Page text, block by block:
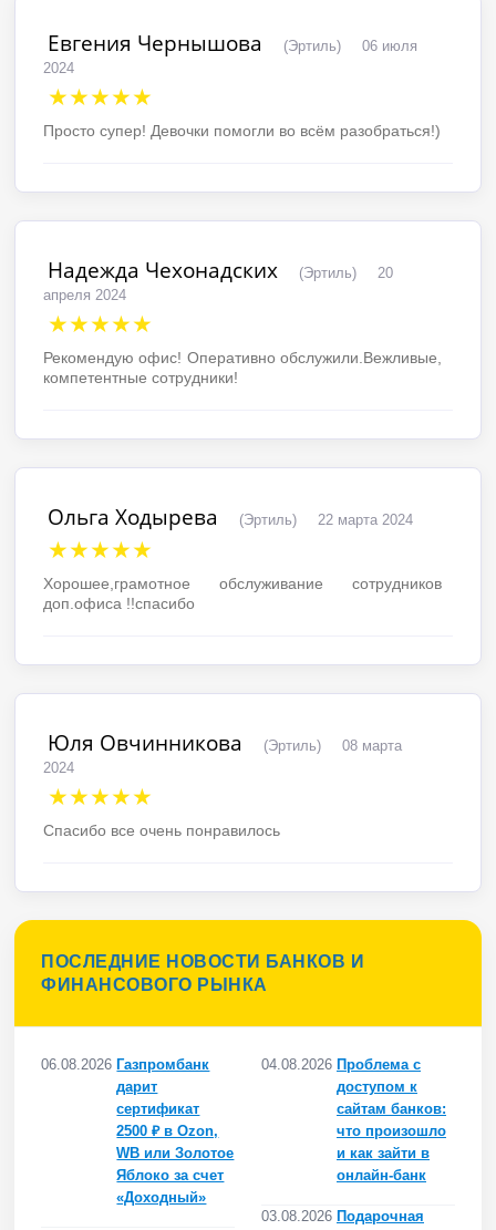
Евгения Чернышова (Эртиль)
06 июля
2024
★★★★★
Просто супер! Девочки помогли во всём разобраться!)
Надежда Чехонадских (Эртиль)
20
апреля 2024
★★★★★
Рекомендую офис! Оперативно обслужили.Вежливые,
компетентные сотрудники!
Ольга Ходырева (Эртиль) 22 марта 2024
★★★★★
Хорошее,грамотное обслуживание сотрудников
доп.офиса !!спасибо
Юля Овчинникова (Эртиль)
08 марта
2024
★★★★★
Спасибо все очень понравилось
ПОСЛЕДНИЕ НОВОСТИ БАНКОВ И
ФИНАНСОВОГО РЫНКА
06.08.2026 Газпромбанк
дарит
сертификат
2500 ₽ в Ozon,
WB или Золотое
Яблоко за счет
«Доходный»
04.08.2026 Проблема с
доступом к
сайтам банков:
что произошло
и как зайти в
онлайн-банк
03.08.2026 Подарочная